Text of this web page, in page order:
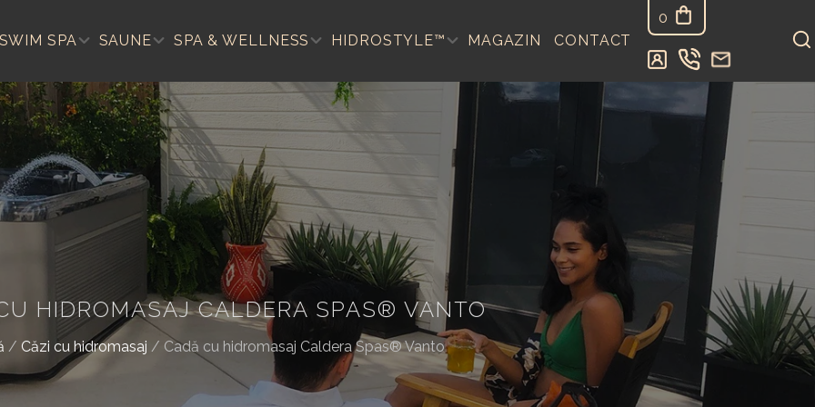
SWIM SPA SAUNE SPA & WELLNESS HIDROSTYLE™ MAGAZIN CONTACT
0
HIDROMASAJ CALDERA SPAS® VANTO
/ Căzi cu hidromasaj / Cadă cu hidromasaj Caldera Spas® Vanto